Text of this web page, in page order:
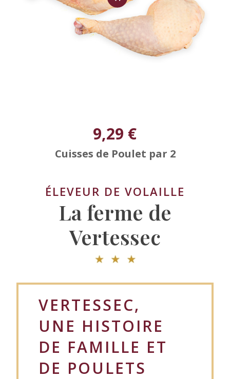
9,29 €
Cuisses de Poulet par 2
ÉLEVEUR DE VOLAILLE
La ferme de
Vertessec
VERTESSEC,
UNE HISTOIRE
DE FAMILLE ET
DE POULETS